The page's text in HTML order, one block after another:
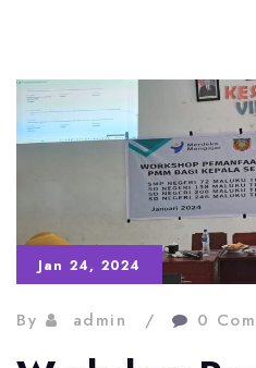
Jan 24, 2024
By admin 0